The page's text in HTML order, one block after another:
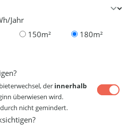
Jahr
150m²
180m²
der innerhalb
überwiesen wird.
nicht gemindert.